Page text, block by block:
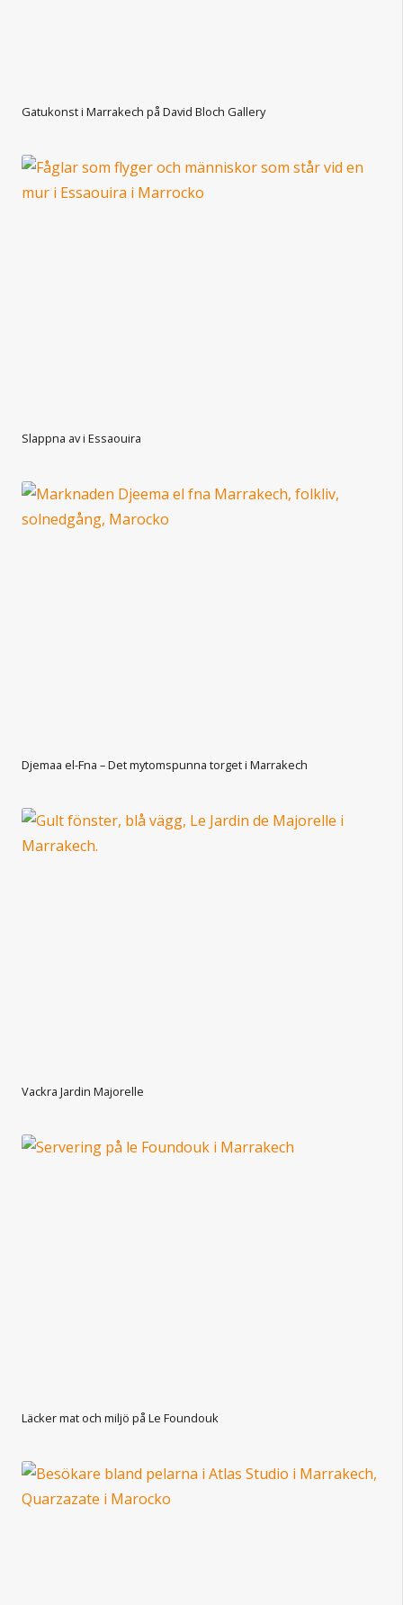
Gatukonst i Marrakech på David Bloch Gallery
Slappna av i Essaouira
Djemaa el-Fna – Det mytomspunna torget i Marrakech
Vackra Jardin Majorelle
Läcker mat och miljö på Le Foundouk